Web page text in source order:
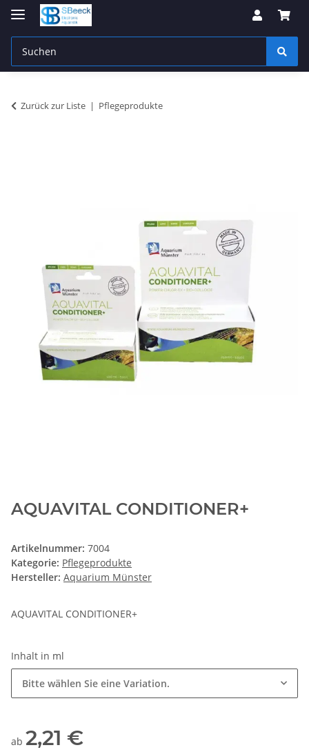
Zurück zur Liste Pflegeprodukte
AQUAVITAL CONDITIONER+
Artikelnummer: 7004
Kategorie: Pflegeprodukte
Hersteller: Aquarium Münster
AQUAVITAL CONDITIONER+
Inhalt in ml
Bitte wählen Sie eine Variation.
ab 2,21 €